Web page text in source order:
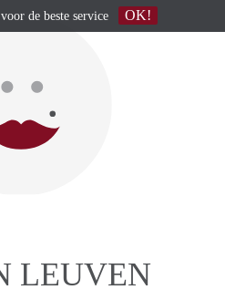
LEUVEN
voor de beste service OK!